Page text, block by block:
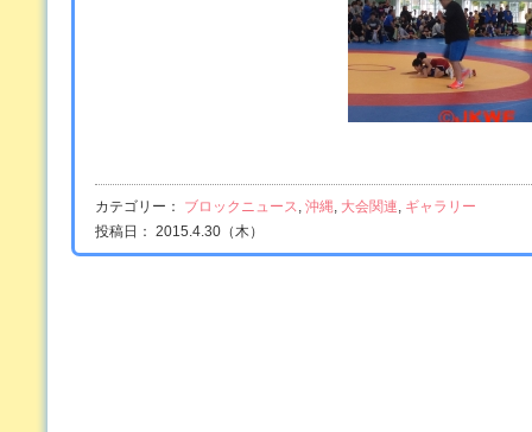
カテゴリー： ブロックニュース, 沖縄, 大会関連, ギャラリー
投稿日： 2015.4.30（木）